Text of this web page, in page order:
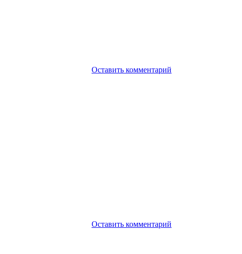
Оставить комментарий
Оставить комментарий